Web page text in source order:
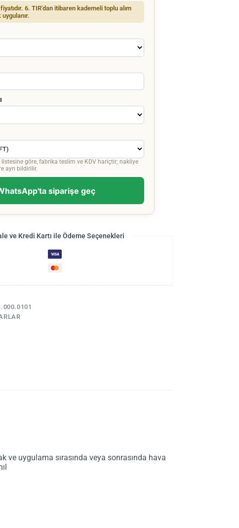
6. TIR'dan itibaren kademeli toplu alım
göre, fabrika teslim ve KDV hariçtir; nakliye
ayrı bildirilir.
siparişe geç
ve Kredi Kartı ile Ödeme Seçenekleri
ve uygulama sırasında veya sonrasında hava